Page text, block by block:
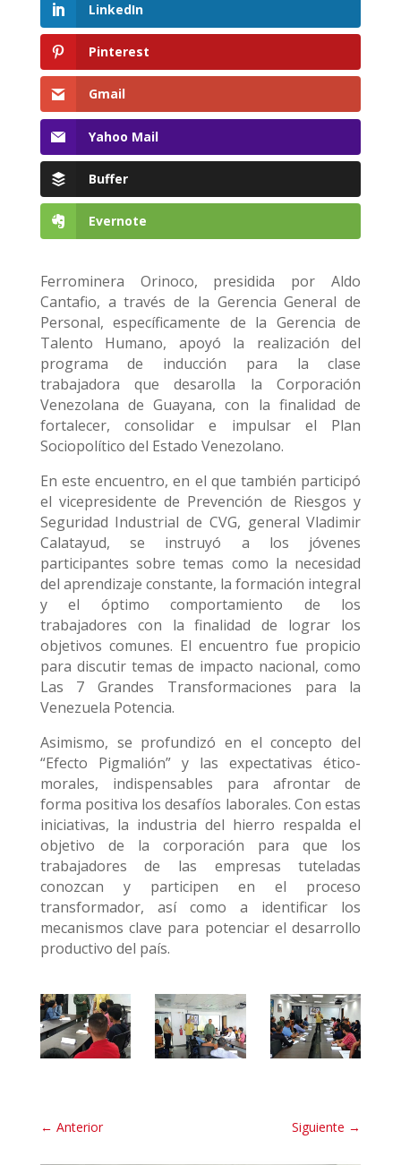
LinkedIn
Pinterest
Gmail
Yahoo Mail
Buffer
Evernote
Ferrominera Orinoco, presidida por Aldo
Cantafio, a través de la Gerencia General de
Personal, específicamente de la Gerencia de
Talento Humano, apoyó la realización del
programa de inducción para la clase
trabajadora que desarolla la Corporación
Venezolana de Guayana, con la finalidad de
fortalecer, consolidar e impulsar el Plan
Sociopolítico del Estado Venezolano.
En este encuentro, en el que también participó
el vicepresidente de Prevención de Riesgos y
Seguridad Industrial de CVG, general Vladimir
Calatayud, se instruyó a los jóvenes
participantes sobre temas como la necesidad
del aprendizaje constante, la formación integral
y el óptimo comportamiento de los
trabajadores con la finalidad de lograr los
objetivos comunes. El encuentro fue propicio
para discutir temas de impacto nacional, como
Las 7 Grandes Transformaciones para la
Venezuela Potencia.
Asimismo, se profundizó en el concepto del
“Efecto Pigmalión” y las expectativas ético-
morales, indispensables para afrontar de
forma positiva los desafíos laborales. Con estas
iniciativas, la industria del hierro respalda el
objetivo de la corporación para que los
trabajadores de las empresas tuteladas
conozcan y participen en el proceso
transformador, así como a identificar los
mecanismos clave para potenciar el desarrollo
productivo del país.
← Anterior Siguiente →